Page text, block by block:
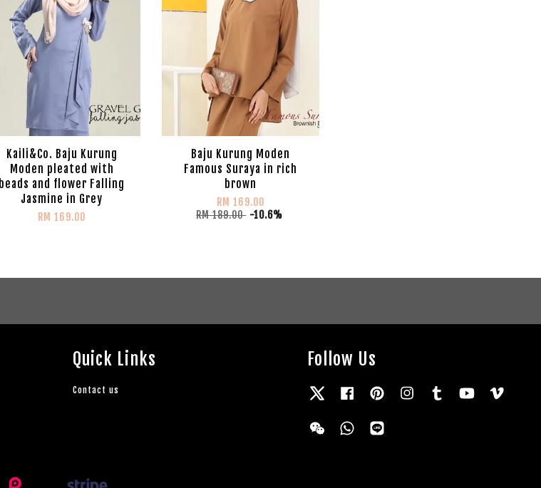
Kaili&Co. Baju Kurung
Moden pleated with
beads and flower Falling
Jasmine in Grey
RM 169.00
Baju Kurung Moden
Famous Suraya in rich
brown
RM 169.00
RM 189.00 -10.6%
Quick Links
Contact us
Follow Us
Twitter Facebook PinterestInstagramTumblr YouTube
Wechat Whatsapp